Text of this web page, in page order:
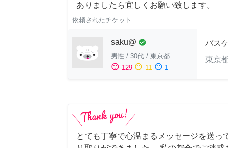
ありましたら宜しくお願い致します。
依頼されたチケット
saku@ check_circle
男性 / 30代 / 東京都
sentiment_satisfied 129 sentiment_neutral 11 sentiment_dissatisfied 1
バス
東京
とても丁寧で心温まるメッセージを送っ